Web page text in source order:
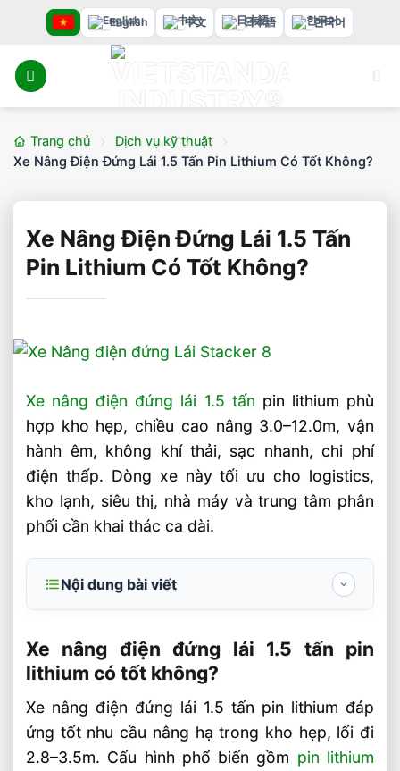
nội
dung
English 中文 日本語 한국어
Trang chủ
Dịch vụ kỹ thuật
Xe Nâng Điện Đứng Lái 1.5 Tấn Pin Lithium Có Tốt Không?
Xe Nâng Điện Đứng Lái 1.5 Tấn
Pin Lithium Có Tốt Không?
Xe nâng điện đứng lái 1.5 tấn pin lithium phù
hợp kho hẹp, chiều cao nâng 3.0–12.0m, vận
hành êm, không khí thải, sạc nhanh, chi phí
điện thấp. Dòng xe này tối ưu cho logistics,
kho lạnh, siêu thị, nhà máy và trung tâm phân
phối cần khai thác ca dài.
Nội dung bài viết
có tốt không?
Thông số kỹ thuật cần quan tâm khi chọn
xe
Ưu điểm vận hành trong kho hàng và
nhà máy
Xe nâng điện đứng lái 1.5 tấn pin
lithium có tốt không?
Xe nâng điện đứng lái 1.5 tấn pin lithium đáp
ứng tốt nhu cầu nâng hạ trong kho hẹp, lối đi
2.8–3.5m. Cấu hình phổ biến gồm pin lithium